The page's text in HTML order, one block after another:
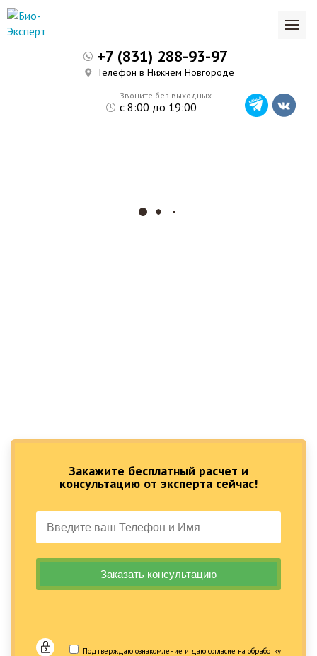
Закажите бесплатный расчет и
консультацию от эксперта сейчас!
Подтверждаю ознакомление и даю согласие на обработку
Звоните без выходных
с 8:00 до 19:00
+7 (831) 288-93-97
Телефон в Нижнем Новгороде